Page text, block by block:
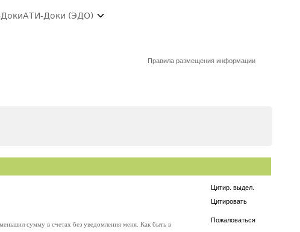
АТИ-Доки (ЭДО)
Правила размещения информации
Цитир. выдел.
Цитировать
Пожаловаться
сумму в счетах без уведомления меня. Как быть в